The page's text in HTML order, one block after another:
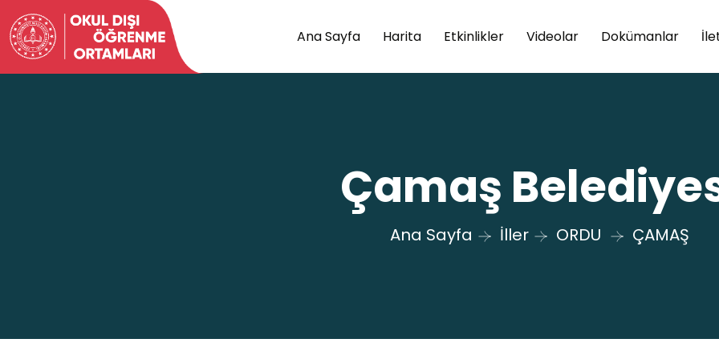
Ana Sayfa Harita Etkinlikler Videolar Dokümanlar
Çamaş
Ana Sayfa İller ORDU ÇAMAŞ